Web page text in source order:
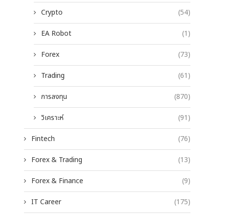
Crypto (54)
EA Robot (1)
Forex (73)
Trading (61)
การลงทุน (870)
วิเคราะห์ (91)
Fintech (76)
Forex & Trading (13)
Forex & Finance (9)
IT Career (175)